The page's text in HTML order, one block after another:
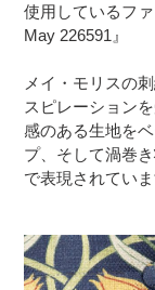
使用しているフ
May 226591』
メイ・モリスの
スピレーション
感のある生地を
プ、そして渦巻
で表現されていま